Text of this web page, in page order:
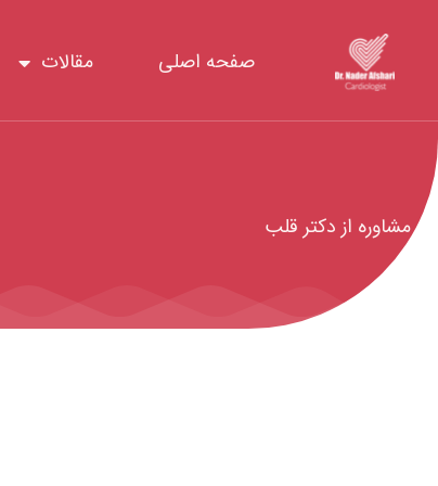
محتوا
صفحه اصلی مقالات
مشاوره از دکتر قلب